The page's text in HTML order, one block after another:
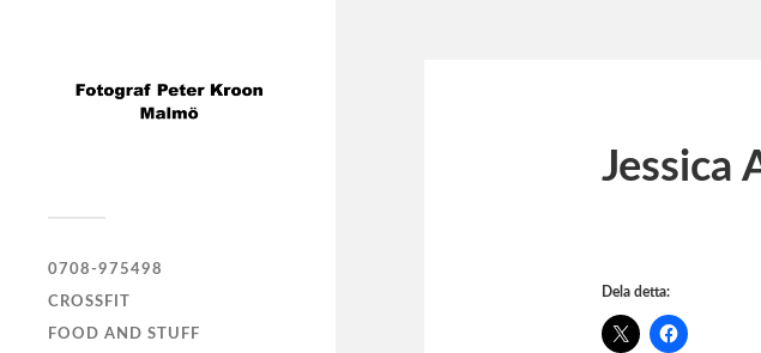
0708-975498
CROSSFIT
FOOD AND STUFF
Jessica
Dela detta: